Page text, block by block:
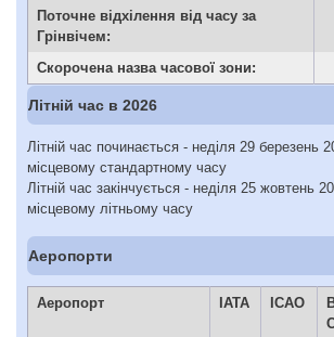
Поточне відхілення від часу за
Грінвічем:
Скорочена назва часової зони:
Літній час в 2026
Літній час починається - неділя 29 березень
місцевому стандартному часу
Літній час закінчується - неділя 25 жовтень
місцевому літньому часу
Аеропорти
Аеропорт IATA ICAO